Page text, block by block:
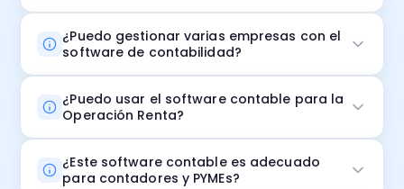
¿Puedo gestionar varias empresas con el
software de contabilidad?
¿Puedo usar el software contable para la
Operación Renta?
¿Este software contable es adecuado
para contadores y PYMEs?